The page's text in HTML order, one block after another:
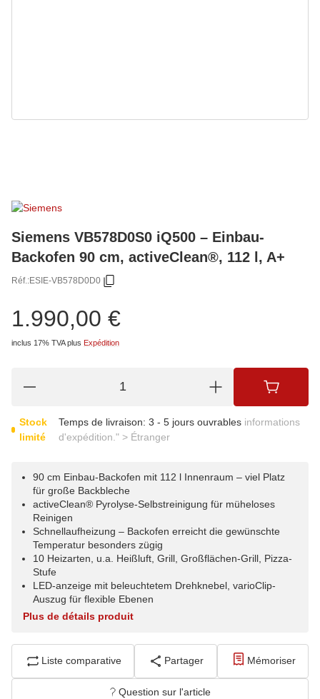
Siemens VB578D0S0 iQ500 – Einbau-
Backofen 90 cm, activeClean®, 112 l, A+
Réf.:ESIE-VB578D0D0
1.990,00 €
inclus 17% TVAplus Expédition
Stock
limité
Temps de livraison: 3 - 5 jours ouvrables informations
d'expédition." > Étranger
90 cm Einbau-Backofen mit 112 l Innenraum – viel Platz
für große Backbleche
activeClean® Pyrolyse-Selbstreinigung für müheloses
Reinigen
Schnellaufheizung – Backofen erreicht die gewünschte
Temperatur besonders zügig
10 Heizarten, u.a. Heißluft, Grill, Großflächen-Grill, Pizza-
Stufe
LED-anzeige mit beleuchtetem Drehknebel, varioClip-
Auszug für flexible Ebenen
Plus de détails produit
Liste comparative Partager Mémoriser
Question sur l'article